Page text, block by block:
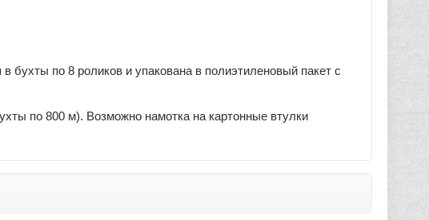
по 8 роликов и упакована в полиэтиленовый пакет с
по 800 м). Возможно намотка на картонные втулки